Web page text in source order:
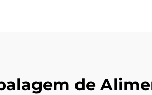
de